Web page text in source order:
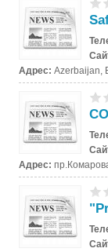
Адрес:Azerbaijan,
Адрес: